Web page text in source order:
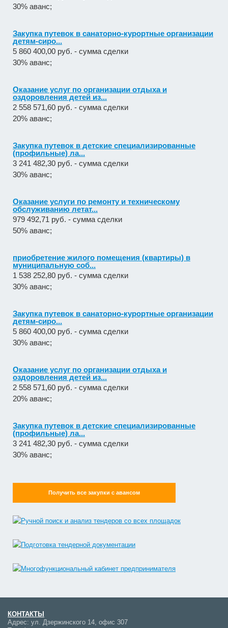
30% аванс;
Закупка путевок в санаторно-курортные организации
детям-сиро...
5 860 400,00 руб. - сумма сделки
30% аванс;
Оказание услуг по организации отдыха и
оздоровления детей из...
2 558 571,60 руб. - сумма сделки
20% аванс;
Закупка путевок в детские специализированные
(профильные) ла...
3 241 482,30 руб. - сумма сделки
30% аванс;
Оказание услуги по ремонту и техническому
обслуживанию летат...
979 492,71 руб. - сумма сделки
50% аванс;
приобретение жилого помещения (квартиры) в
муниципальную соб...
1 538 252,80 руб. - сумма сделки
30% аванс;
Закупка путевок в санаторно-курортные организации
детям-сиро...
5 860 400,00 руб. - сумма сделки
30% аванс;
Оказание услуг по организации отдыха и
оздоровления детей из...
2 558 571,60 руб. - сумма сделки
20% аванс;
Закупка путевок в детские специализированные
(профильные) ла...
3 241 482,30 руб. - сумма сделки
30% аванс;
Получить все закупки с авансом
КОНТАКТЫ
Адрес: ул. Дзержинского 14, офис 307